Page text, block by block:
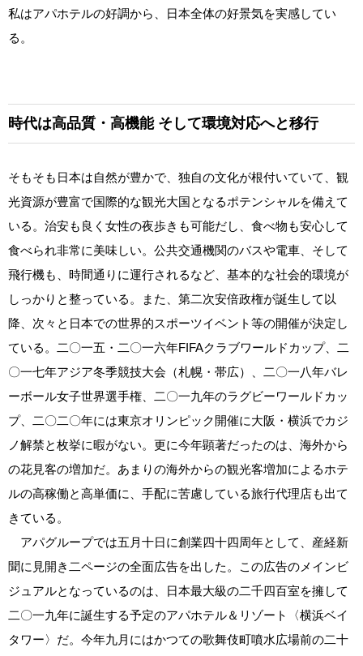
私はアパホテルの好調から、日本全体の好景気を実感してい
る。
時代は高品質・高機能 そして環境対応へと移行
そもそも日本は自然が豊かで、独自の文化が根付いていて、観
光資源が豊富で国際的な観光大国となるポテンシャルを備えて
いる。治安も良く女性の夜歩きも可能だし、食べ物も安心して
食べられ非常に美味しい。公共交通機関のバスや電車、そして
飛行機も、時間通りに運行されるなど、基本的な社会的環境が
しっかりと整っている。また、第二次安倍政権が誕生して以
降、次々と日本での世界的スポーツイベント等の開催が決定し
ている。二〇一五・二〇一六年FIFAクラブワールドカップ、二
〇一七年アジア冬季競技大会（札幌・帯広）、二〇一八年バレ
ーボール女子世界選手権、二〇一九年のラグビーワールドカッ
プ、二〇二〇年には東京オリンピック開催に大阪・横浜でカジ
ノ解禁と枚挙に暇がない。更に今年顕著だったのは、海外から
の花見客の増加だ。あまりの海外からの観光客増加によるホテ
ルの高稼働と高単価に、手配に苦慮している旅行代理店も出て
きている。
アパグループでは五月十日に創業四十四周年として、産経新
聞に見開き二ページの全面広告を出した。この広告のメインビ
ジュアルとなっているのは、日本最大級の二千四百室を擁して
二〇一九年に誕生する予定のアパホテル＆リゾート〈横浜ベイ
タワー〉だ。今年九月にはかつての歌舞伎町噴水広場前の二十